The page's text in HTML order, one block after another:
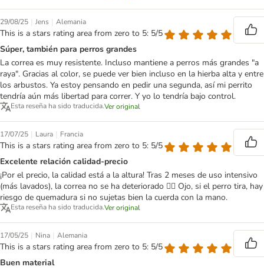
29/08/25 | Jens | Alemania
This is a stars rating area from zero to 5: 5/5
Súper, también para perros grandes
La correa es muy resistente. Incluso mantiene a perros más grandes "a
raya". Gracias al color, se puede ver bien incluso en la hierba alta y entre
los arbustos. Ya estoy pensando en pedir una segunda, así mi perrito
tendría aún más libertad para correr. Y yo lo tendría bajo control.
Esta reseña ha sido traducida.Ver original
17/07/25 | Laura | Francia
This is a stars rating area from zero to 5: 5/5
Excelente relación calidad-precio
¡Por el precio, la calidad está a la altura! Tras 2 meses de uso intensivo
(más lavados), la correa no se ha deteriorado 👍🏼 Ojo, si el perro tira, hay
riesgo de quemadura si no sujetas bien la cuerda con la mano.
Esta reseña ha sido traducida.Ver original
17/05/25 | Nina | Alemania
This is a stars rating area from zero to 5: 5/5
Buen material